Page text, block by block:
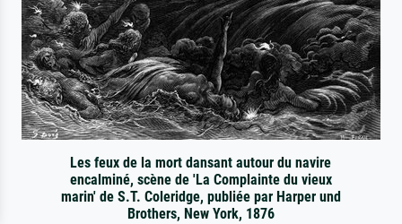
Les feux de la mort dansant autour du navire
encalminé, scène de 'La Complainte du vieux
marin' de S.T. Coleridge, publiée par Harper und
Brothers, New York, 1876